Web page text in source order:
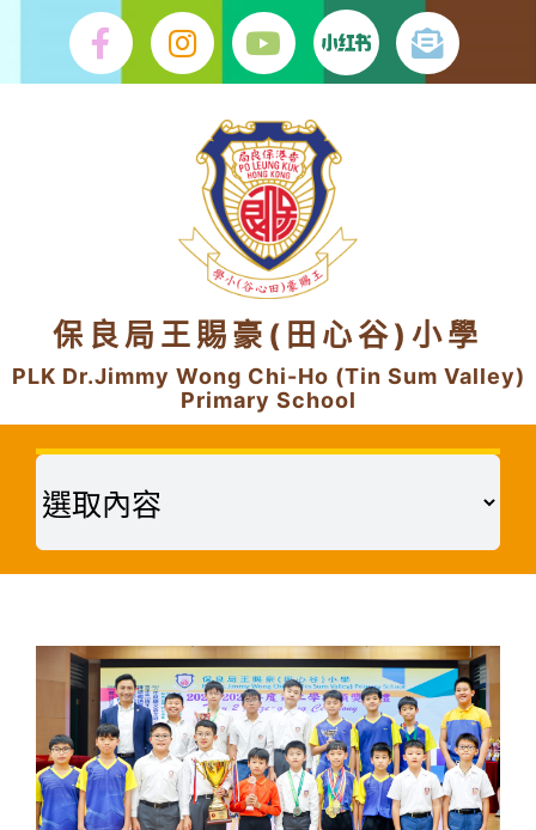
content
保良局王賜豪(田心谷)小學
PLK Dr.Jimmy Wong Chi-Ho (Tin Sum Valley)
Primary School